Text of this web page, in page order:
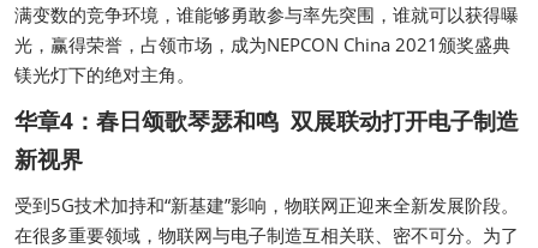
满变数的竞争环境，谁能够勇敢参与率先突围，谁就可以获得曝
光，赢得荣誉，占领市场，成为NEPCON China 2021颁奖盛典
镁光灯下的绝对主角。
华章4：春日颂歌琴瑟和鸣 双展联动打开电子制造
新视界
受到5G技术加持和“新基建”影响，物联网正迎来全新发展阶段。
在很多重要领域，物联网与电子制造互相关联、密不可分。为了